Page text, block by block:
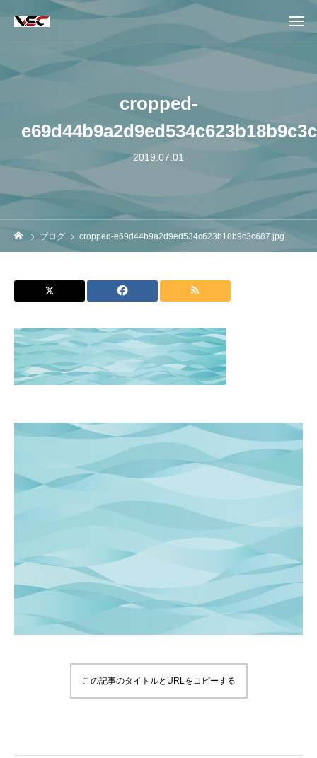
cropped-
2019.07.01
ブログ cropped-e69d44b9a2d9ed534c623b18b9c3c687.jpg
この記事のタイトルとURLをコピーする